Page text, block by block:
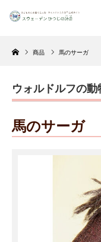
Home 商品 馬のサーガ
ウォルドルフの動
馬のサーガ